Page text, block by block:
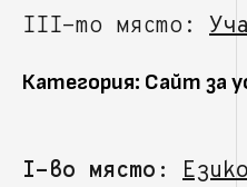
III-то място:
Категория: Сайт за
I-во място: